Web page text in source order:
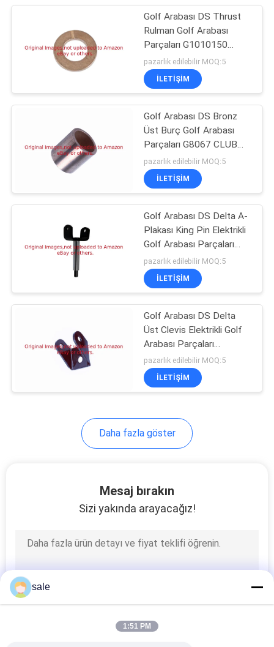
Çim biçme makinesi
bıçakları
Çim Biçme Makinesi
Contaları
Çim Biçme Makinesi
Filtreleri
61
Ataşmanı
Çim Biçme Makinesi
Hidrolik Silindir
Golf Arabası DS Thrust
Rulman Golf Arabası
Parçaları G1010150
Kulüp Arabası DS Gazlı ve
Elektrikli Modellere Uyar
pazarlık edilebilir MOQ:5
İLETIŞIM
Golf Arabası DS Bronz
Üst Burç Golf Arabası
Parçaları G8067 CLUB
CAR DS HER İKİ 1979
Akımına Uyar
pazarlık edilebilir MOQ:5
İLETIŞIM
Golf Arabası DS Delta A-
Plakası King Pin Elektrikli
Golf Arabası Parçaları
G1016386
pazarlık edilebilir MOQ:5
İLETIŞIM
Golf Arabası DS Delta
Üst Clevis Elektrikli Golf
Arabası Parçaları
G1016384
pazarlık edilebilir MOQ:5
İLETIŞIM
Daha fazla göster
Mesaj bırakın
Sizi yakında arayacağız!
sale
1:51 PM